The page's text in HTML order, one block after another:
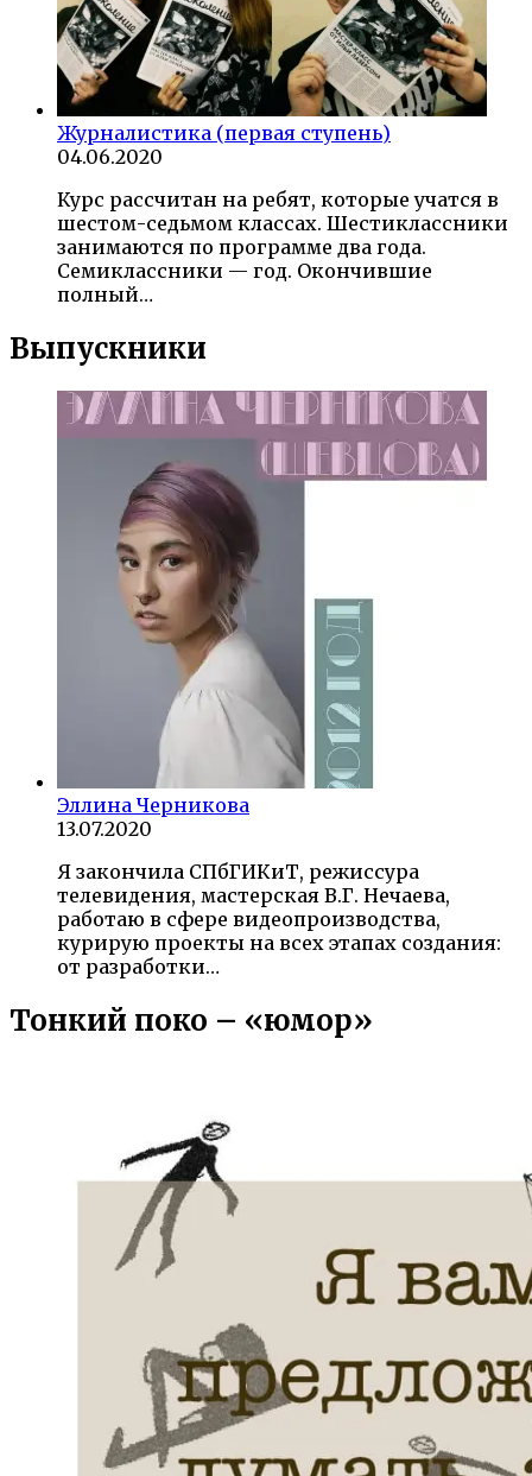
Журналистика (первая ступень)
04.06.2020
Курс рассчитан на ребят, которые учатся в
шестом-седьмом классах. Шестиклассники
занимаются по программе два года.
Семиклассники — год. Окончившие
полный…
Выпускники
Эллина Черникова
13.07.2020
Я закончила СПбГИКиТ, режиссура
телевидения, мастерская В.Г. Нечаева,
работаю в сфере видеопроизводства,
курирую проекты на всех этапах создания:
от разработки…
Тонкий поко – «юмор»